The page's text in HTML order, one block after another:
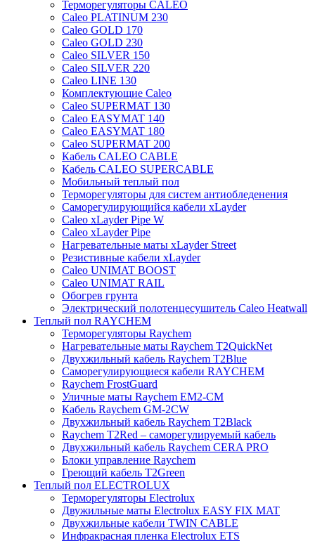
Терморегуляторы CALEO
Caleo PLATINUM 230
Caleo GOLD 170
Caleo GOLD 230
Caleo SILVER 150
Caleo SILVER 220
Caleo LINE 130
Комплектующие Caleo
Caleo SUPERMAT 130
Caleo EASYMAT 140
Caleo EASYMAT 180
Caleo SUPERMAT 200
Кабель CALEO CABLE
Кабель CALEO SUPERCABLE
Мобильный теплый пол
Терморегуляторы для систем антиобледенения
Саморегулирующийся кабели xLayder
Caleo xLayder Pipe W
Caleo xLayder Pipe
Нагревательные маты xLayder Street
Резистивные кабели xLayder
Caleo UNIMAT BOOST
Caleo UNIMAT RAIL
Обогрев грунта
Электрический полотенцесушитель Caleo Heatwall
Теплый пол RAYCHEM
Терморегуляторы Raychem
Нагревательные маты Raychem T2QuickNet
Двухжильный кабель Raychem T2Blue
Саморегулирующиеся кабели RAYCHEM
Raychem FrostGuard
Уличные маты Raychem EM2-CM
Кабель Raychem GM-2CW
Двухжильный кабель Raychem T2Black
Raychem T2Red – саморегулируемый кабель
Двухжильный кабель Raychem CERA PRO
Блоки управление Raychem
Греющий кабель T2Green
Теплый пол ELECTROLUX
Терморегуляторы Electrolux
Двужильные маты Electrolux EASY FIX MAT
Двухжильные кабели TWIN CABLE
Инфракрасная пленка Electrolux ETS